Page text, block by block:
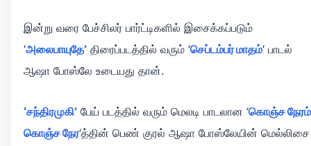
இன்று வரை பேச்சிலர் பார்ட்டிகளில் இசைக்கப்படும்
‘அலைபாயுதே’ திரைப்படத்தில் வரும் ‘செப்டம்பர் மாதம்‘ பாடல்
ஆஷா போஸ்லே உடையது தான்.
‘சந்திரமுகி’ பேய் படத்தில் வரும் மெலடி பாடலான ‘கொஞ்ச நேரம்
கொஞ்ச நேர‘த்தின் பெண் குரல் ஆஷா போஸ்லேயின் மெல்லிசை